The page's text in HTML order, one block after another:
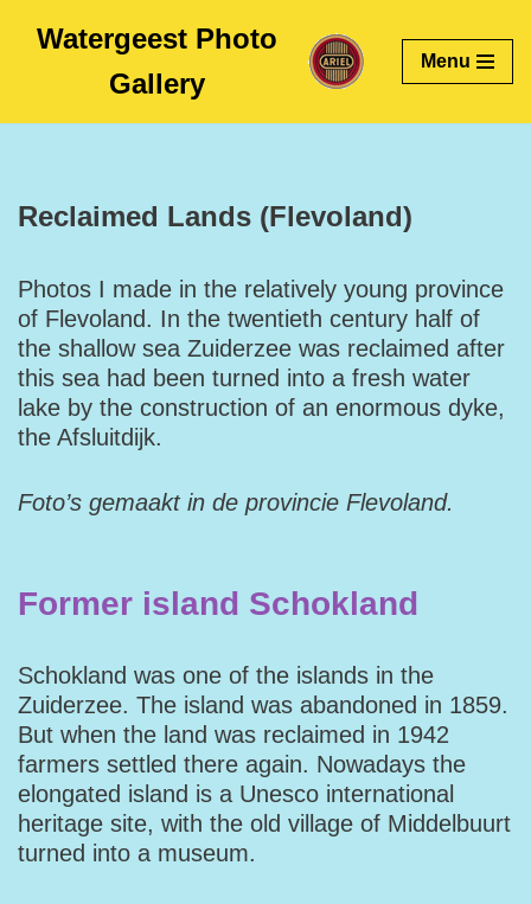
content
Watergeest Photo
Gallery
Menu
Reclaimed Lands (Flevoland)
Photos I made in the relatively young province
of Flevoland. In the twentieth century half of
the shallow sea Zuiderzee was reclaimed after
this sea had been turned into a fresh water
lake by the construction of an enormous dyke,
the Afsluitdijk.
Foto’s gemaakt in de provincie Flevoland.
Former island Schokland
Schokland was one of the islands in the
Zuiderzee. The island was abandoned in 1859.
But when the land was reclaimed in 1942
farmers settled there again. Nowadays the
elongated island is a Unesco international
heritage site, with the old village of Middelbuurt
turned into a museum.